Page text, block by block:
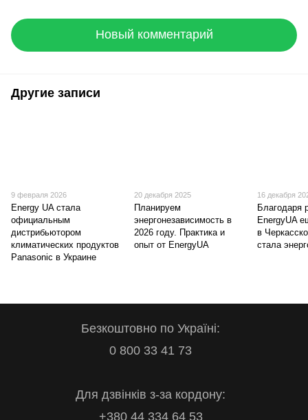
Новый комментарий
Другие записи
9 февраля 2026
Energy UA стала
официальным
дистрибьютором
климатических продуктов
Panasonic в Украине
20 декабря 2025
Планируем
энергонезависимость в
2026 году. Практика и
опыт от EnergyUA
16 декабря
Благодаря
EnergyUA
в
стала
Безкоштовно по Україні:
0 800 33 41 73
Для дзвінків з-за кордону:
+380 44 334 64 53